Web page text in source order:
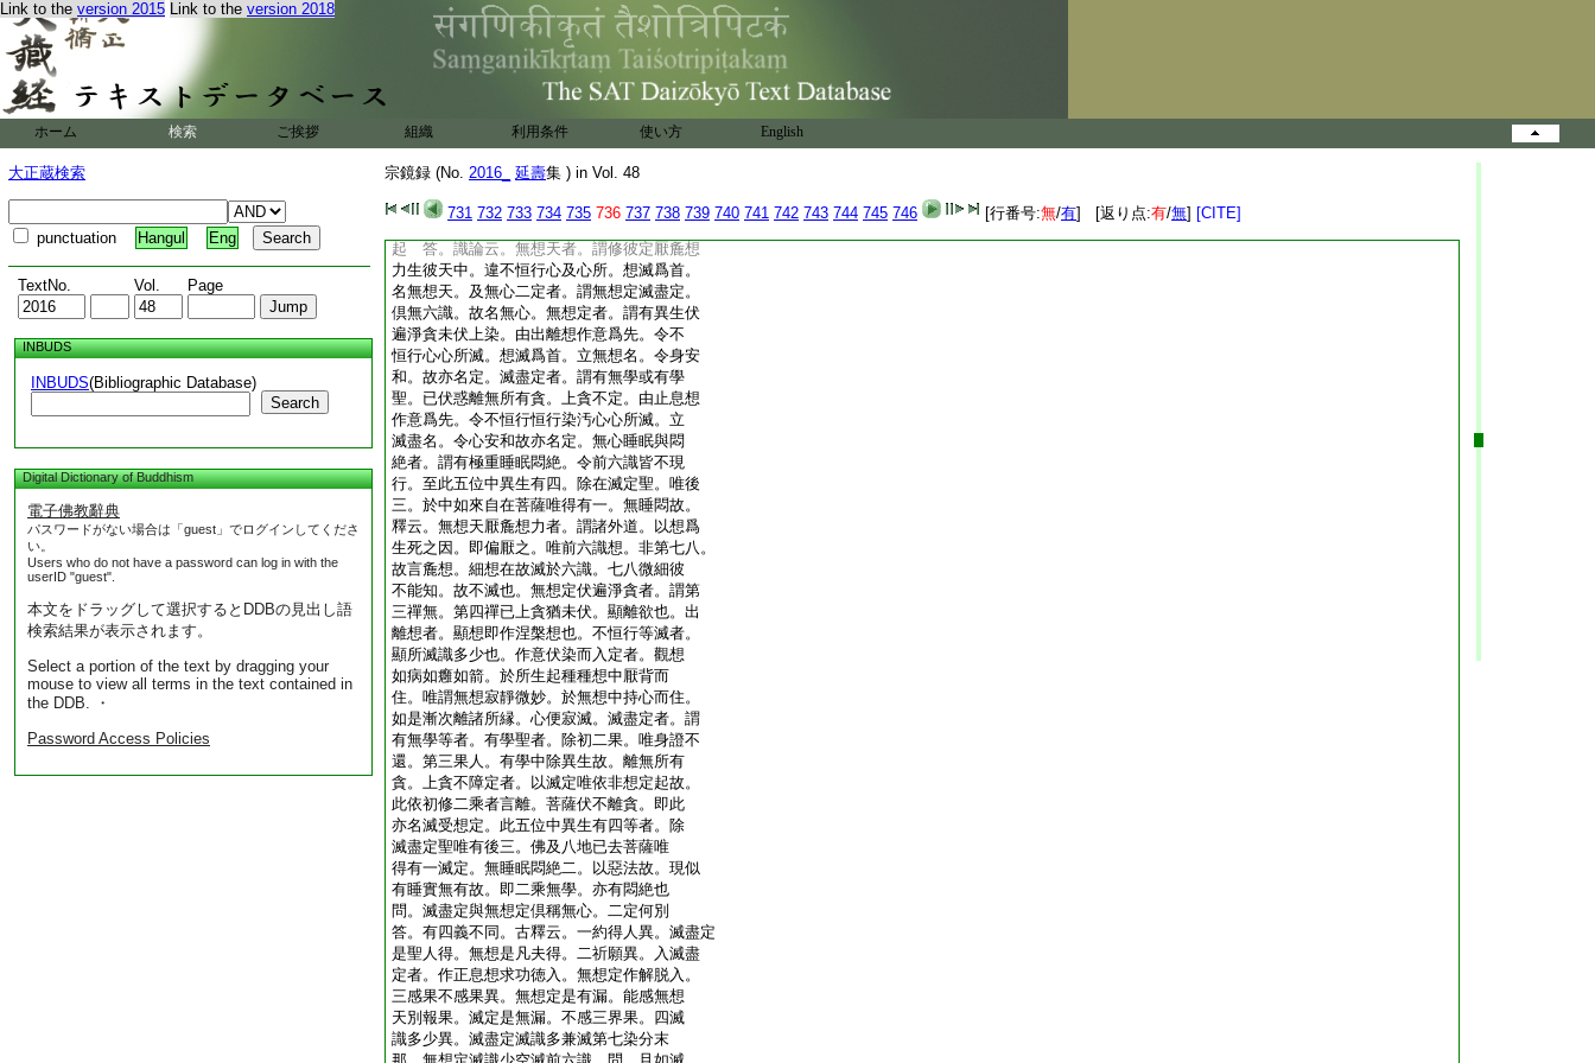
Link to the version 2015 Link to the version 2018
ホーム 検索 ご挨拶 組織 利用条件 使い方 English
大正蔵検索
punctuation Hangul Eng
TextNo. Vol. Page
INBUDS
INBUDS(Bibliographic Database)
Search
Digital Dictionary of Buddhism
電子佛教辭典
パスワードがない場合は「guest」でログインしてくださ
い。
Users who do not have a password can log in with the
userID "guest".
本文をドラッグして選択するとDDBの見出し語
検索結果が表示されます。
Select a portion of the text by dragging your
mouse to view all terms in the text contained in
the DDB. ・
Password Access Policies
宗鏡録 (No. 2016_ 延壽集 ) in Vol. 48
731 732 733 734 735 736 737 738 739 740 741 742 743 744 745 746 [行番号:無/有] [返り点:有/無] [CITE]
如樹提生於猛火之中火不能害。佛言是兒
業報。非我所作。故知自心所造他力不移。則
昇沈之路匪遙。黒白之報斯在。善惡果報雖
殊。皆從妄想心鏡所現。如入楞伽經偈云。譬
如鏡中像。雖見而非有。熏習鏡心見。凡夫言
有二。不知唯心見。是故分別二。如實但知心。
分別則不生。故知若實識心。如鏡中自見面
像。終不更於外塵妄生執取。既解相縛業海
全枯。如賢劫定意經云。消滅一切諸所有業。
覩見一切衆生根原。是曰智慧 問。意識於
起 答。識論云。無想天者。謂修彼定厭麁想
力生彼天中。違不恒行心及心所。想滅爲首。
名無想天。及無心二定者。謂無想定滅盡定。
倶無六識。故名無心。無想定者。謂有異生伏
遍淨貪未伏上染。由出離想作意爲先。令不
恒行心心所滅。想滅爲首。立無想名。令身安
和。故亦名定。滅盡定者。謂有無學或有學
聖。已伏惑離無所有貪。上貪不定。由止息想
作意爲先。令不恒行恒行染汚心心所滅。立
滅盡名。令心安和故亦名定。無心睡眠與悶
絶者。謂有極重睡眠悶絶。令前六識皆不現
行。至此五位中異生有四。除在滅定聖。唯後
三。於中如來自在菩薩唯得有一。無睡悶故。
釋云。無想天厭麁想力者。謂諸外道。以想爲
生死之因。即偏厭之。唯前六識想。非第七八。
故言麁想。細想在故滅於六識。七八微細彼
不能知。故不滅也。無想定伏遍淨貪者。謂第
三禪無。第四禪已上貪猶未伏。顯離欲也。出
離想者。顯想即作涅槃想也。不恒行等滅者。
顯所滅識多少也。作意伏染而入定者。觀想
如病如癰如箭。於所生起種種想中厭背而
住。唯謂無想寂靜微妙。於無想中持心而住。
如是漸次離諸所縁。心便寂滅。滅盡定者。謂
有無學等者。有學聖者。除初二果。唯身證不
還。第三果人。有學中除異生故。離無所有
貪。上貪不障定者。以滅定唯依非想定起故。
此依初修二乘者言離。菩薩伏不離貪。即此
亦名滅受想定。此五位中異生有四等者。除
滅盡定聖唯有後三。佛及八地已去菩薩唯
得有一滅定。無睡眠悶絶二。以惡法故。現似
有睡實無有故。即二乘無學。亦有悶絶也
問。滅盡定與無想定倶稱無心。二定何別
答。有四義不同。古釋云。一約得人異。滅盡定
是聖人得。無想是凡夫得。二祈願異。入滅盡
定者。作正息想求功徳入。無想定作解脱入。
三感果不感果異。無想定是有漏。能感無想
天別報果。滅定是無漏。不感三界果。四滅
識多少異。滅盡定滅識多兼滅第七染分末